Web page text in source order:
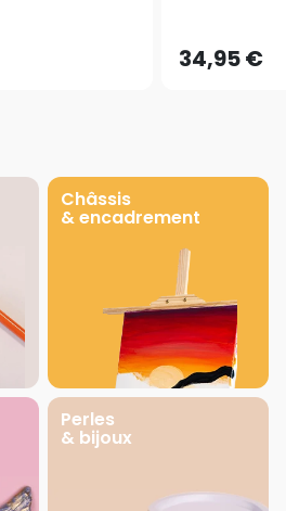
34,95 €
Châssis
& encadrement
Perles
& bijoux